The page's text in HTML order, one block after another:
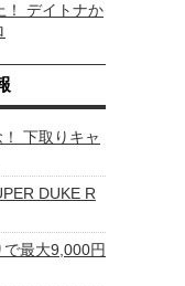
！ デイトナか
下取りキャ
DUKE R
最大9,000円